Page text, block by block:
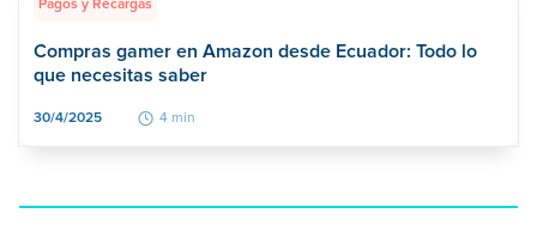
Pagos y Recargas
Compras gamer en Amazon desde Ecuador: Todo lo
que necesitas saber
30/4/2025 4 min